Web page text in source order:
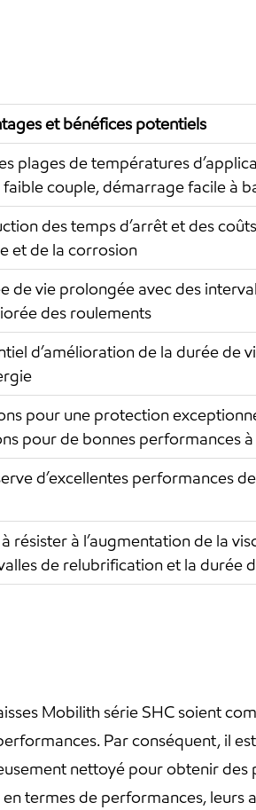
et bénéfices potentiels
plages de températures
faible couple, démarrage facile à
des temps d’arrêt et des
et de la corrosion
de vie prolongée avec des
des roulements
d’amélioration de la durée de
pour une protection
pour de bonnes performances
d’excellentes performances
résister à l’augmentation de la
de relubrification et la durée
Mobilith série SHC soient
Par conséquent, il
nettoyé pour obtenir
termes de performances,